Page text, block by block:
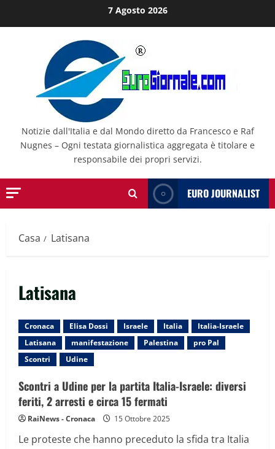
al
7 Agosto 2026
Notizie dall'Italia e dal Mondo diretto da Francesco e Raf
Nugnes – Ogni testata giornalistica aggregata è titolare e
responsabile dei propri servizi.
EURO JOURNALIST
Casa Latisana
Latisana
Cronaca Elisa Dossi Israele Italia
Italia-Israele
Latisana
manifestazione Palestina
pro Pal
Scontri
Udine
Scontri a Udine per la partita Italia-Israele: diversi
feriti, 2 arresti e circa 15 fermati
RaiNews - Cronaca 15 Ottobre 2025
Le proteste che hanno preceduto la sfida tra Italia